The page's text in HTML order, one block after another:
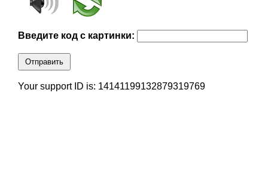
Введите код с картинки:
Отправить
Your support ID is: 14141199132879319769